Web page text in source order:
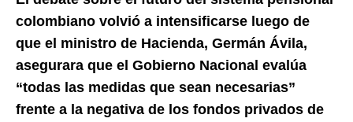
colombiano volvió a intensificarse luego de
que el ministro de Hacienda, Germán Ávila,
asegurara que el Gobierno Nacional evalúa
“todas las medidas que sean necesarias”
frente a la negativa de los fondos privados de